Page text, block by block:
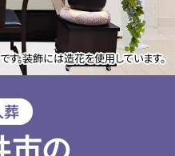
。装飾には造花を使用しています。